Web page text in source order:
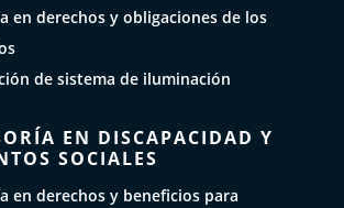
en derechos y obligaciones de los
de sistema de iluminación
EN DISCAPACIDAD Y
SOCIALES
en derechos y beneficios para